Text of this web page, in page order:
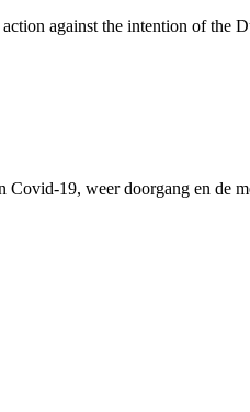
against the intention of the
19, weer doorgang en de